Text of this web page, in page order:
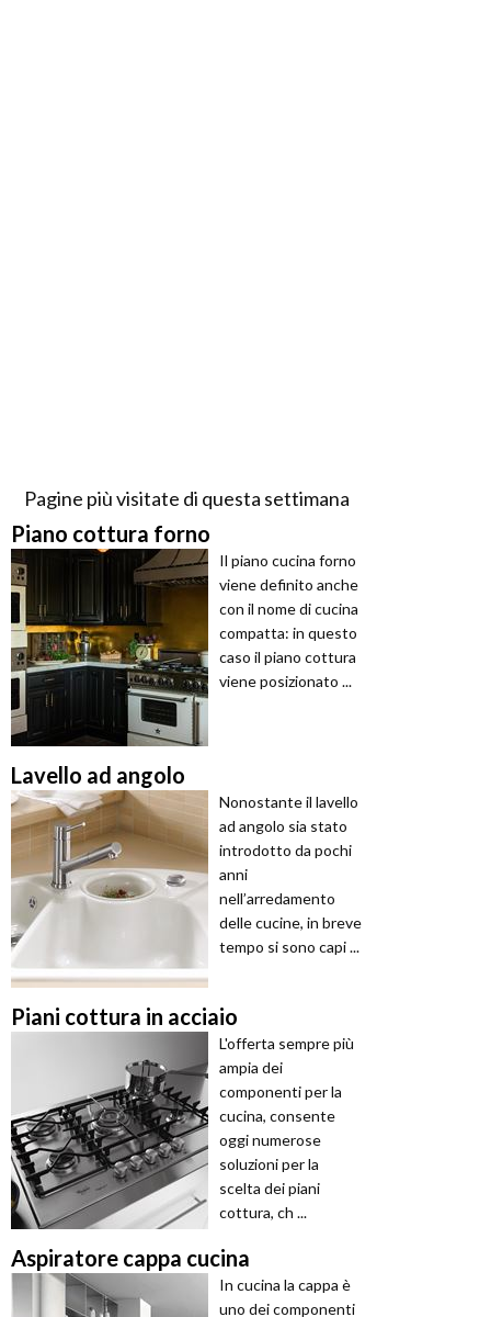
Pagine più visitate di questa settimana
Piano cottura forno
Il piano cucina forno
viene definito anche
con il nome di cucina
compatta: in questo
caso il piano cottura
viene posizionato ...
Lavello ad angolo
Nonostante il lavello
ad angolo sia stato
introdotto da pochi
anni
nell’arredamento
delle cucine, in breve
tempo si sono capi ...
Piani cottura in acciaio
L'offerta sempre più
ampia dei
componenti per la
cucina, consente
oggi numerose
soluzioni per la
scelta dei piani
cottura, ch ...
Aspiratore cappa cucina
In cucina la cappa è
uno dei componenti